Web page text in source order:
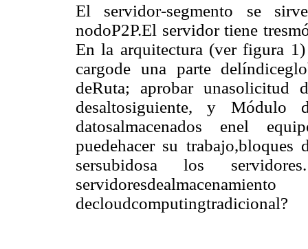
El servidor-segmento se
nodoP2P.El servidor tiene
En la arquitectura (ver figura
cargode una parte
deRuta; aprobar unasolicitud
desaltosiguiente, y Módulo
datosalmacenados enel
puedehacer su trabajo,bloques
sersubidosa los
decloudcomputingtradicional?